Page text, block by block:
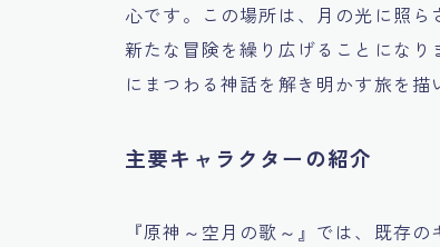
心です。この場所は、月の光に照
新たな冒険を繰り広げることにな
にまつわる神話を解き明かす旅を描
主要キャラクターの紹介
『原神～空月の歌～』では、既存